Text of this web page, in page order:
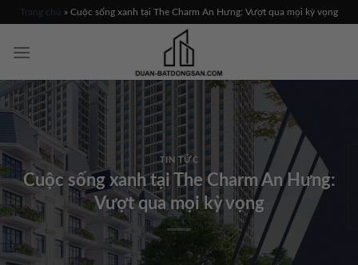
Skip
content
Trang chủ » Cuộc sống xanh tại The Charm An Hưng: Vượt qua mọi kỳ vọng
TIN TỨC
Cuộc sống xanh tại The Charm An Hưng:
Vượt qua mọi kỳ vọng